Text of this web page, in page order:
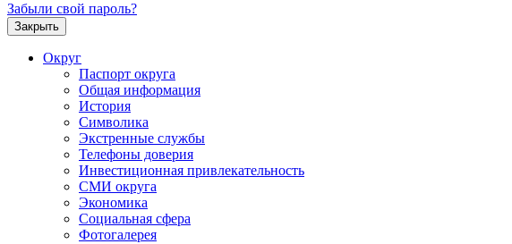
Забыли свой пароль?
Закрыть
Округ
Паспорт округа
Общая информация
История
Символика
Экстренные службы
Телефоны доверия
Инвестиционная привлекательность
СМИ округа
Экономика
Социальная сфера
Фотогалерея